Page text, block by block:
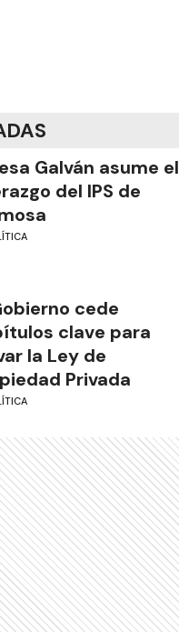
Galván asume el
del IPS de
cede
clave para
la Ley de
Privada